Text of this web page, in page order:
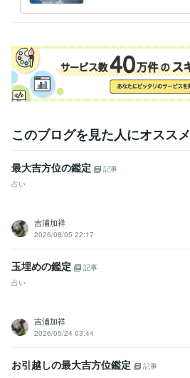
このブログを見た人にオススメ
最大吉方位の鑑定
記事
占い
吉浦加祥
2026/08/05 22:17
玉埋めの鑑定
記事
占い
吉浦加祥
2026/05/24 03:44
お引越しの最大吉方位鑑定
記事